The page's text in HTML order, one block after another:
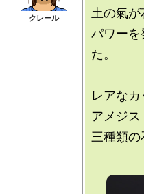
土の氣
パワーを
た。
レアな
アメジ